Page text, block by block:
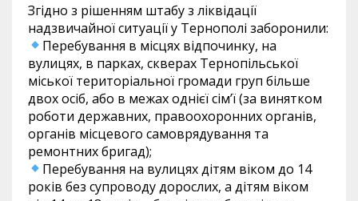
Згідно з рішенням штабу з ліквідації
надзвичайної ситуації у Тернополі заборонили:
Перебування в місцях відпочинку, на
вулицях, в парках, скверах Тернопільської
міської територіальної громади груп більше
двох осіб, або в межах однієї сім’ї (за винятком
роботи державних, правоохоронних органів,
органів місцевого самоврядування та
ремонтних бригад);
Перебування на вулицях дітям віком до 14
років без супроводу дорослих, а дітям віком